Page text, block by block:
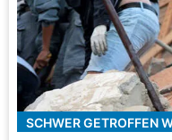
SCHWER GETROFFEN